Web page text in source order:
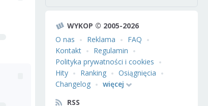
WYKOP © 2005-2026
O nas
Reklama
FAQ
Kontakt
Regulamin
Polityka prywatności i cookies
Hity
Ranking
Osiągnięcia
Changelog
więcej
RSS